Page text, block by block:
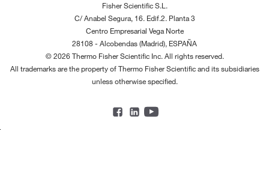
Fisher Scientific S.L.
C/ Anabel Segura, 16. Edif.2. Planta 3
Centro Empresarial Vega Norte
28108 - Alcobendas (Madrid), ESPAÑA
© 2026 Thermo Fisher Scientific Inc. All rights reserved.
All trademarks are the property of Thermo Fisher Scientific and its subsidiaries
unless otherwise specified.